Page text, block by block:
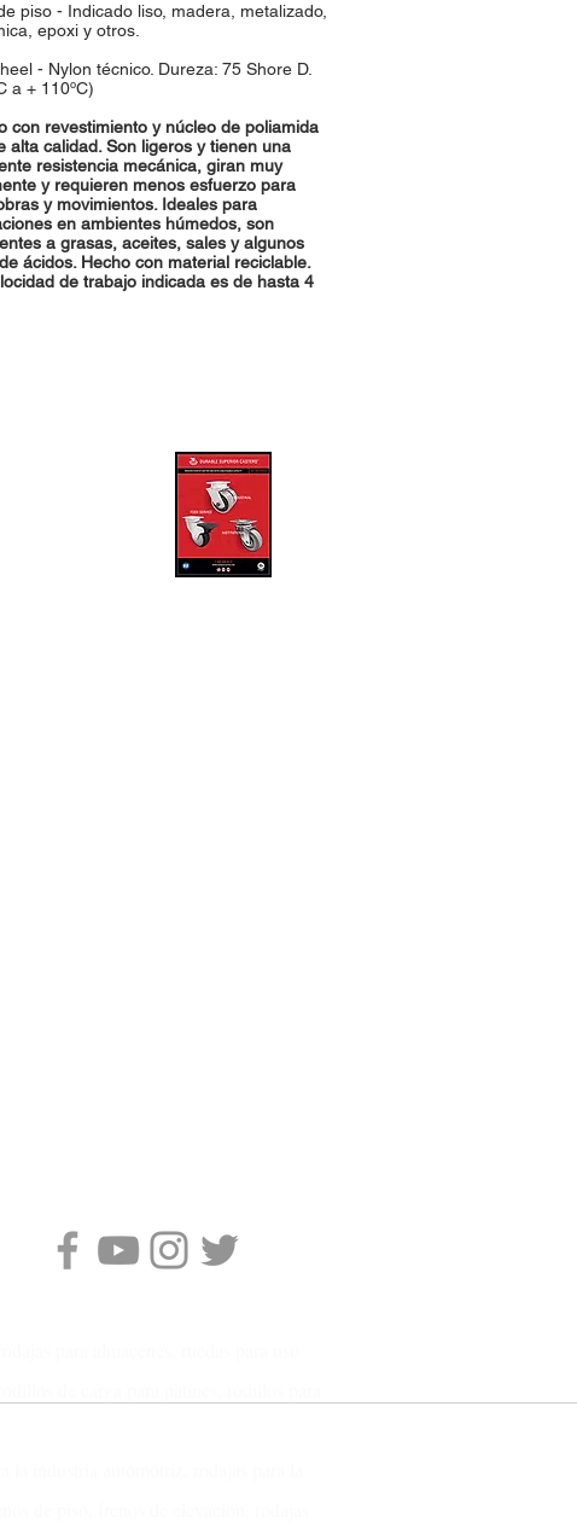
piso - Indicado liso, madera, metalizado,
epoxi y otros.
- Nylon técnico. Dureza: 75 Shore D.
a + 110ºC)
con revestimiento y núcleo de poliamida
alta calidad. Son ligeros y tienen una
resistencia mecánica, giran muy
y requieren menos esfuerzo para
y movimientos. Ideales para
en ambientes húmedos, son
a grasas, aceites, sales y algunos
ácidos. Hecho con material reciclable.
de trabajo indicada es de hasta 4